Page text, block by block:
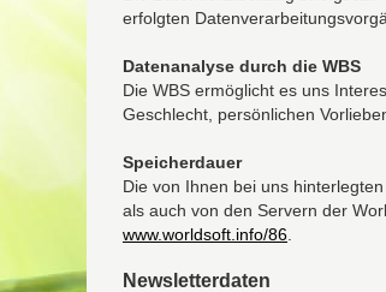
erfolgten
Datenanalyse durch die WBS
Die WBS ermöglicht es uns
Geschlecht, persönlichen
Speicherdauer
Die von Ihnen bei uns
als auch von den Servern der
www.worldsoft.info/86
Newsletterdaten